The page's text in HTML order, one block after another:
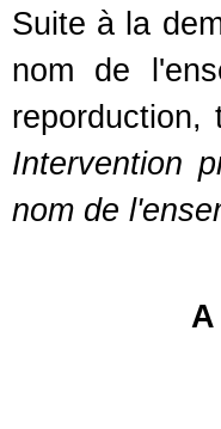
Suite à la
nom de
reporduction,
Intervention
nom de
A